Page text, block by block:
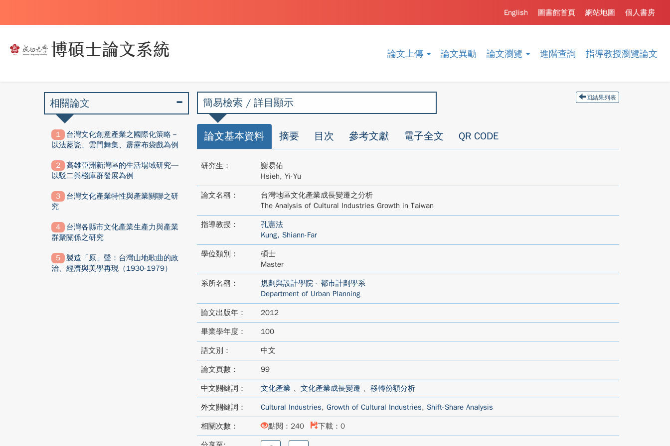
論文上傳 論文異動 論文瀏覽 進階查詢 指導教授瀏覽論文
個人書房
網站地圖
圖書館首頁
English
簡易檢索 / 詳目顯示 回結果列表
論文基本資料 摘要 目次 參考文獻 電子全文 QR CODE
研究生：
謝易佑
Hsieh, Yi-Yu
論文名稱：
台灣地區文化產業成長變遷之分析
The Analysis of Cultural Industries Growth in Taiwan
指導教授：
孔憲法
Kung, Shiann-Far
學位類別：
碩士
Master
系所名稱：
規劃與設計學院 - 都市計劃學系
Department of Urban Planning
論文出版年： 2012
畢業學年度： 100
語文別： 中文
論文頁數： 99
中文關鍵詞： 文化產業 、 文化產業成長變遷 、 移轉份額分析
外文關鍵詞： Cultural Industries, Growth of Cultural Industries, Shift-Share Analysis
相關次數： 點閱：240 下載：0
相關論文
台灣文化創意產業之國際化策略－
以法藍瓷、雲門舞集、霹靂布袋戲為例
高雄亞洲新灣區的生活場域研究—
以駁二與棧庫群發展為例
台灣文化產業特性與產業關聯之研
究
台灣各縣市文化產業生產力與產業
群聚關係之研究
製造「原」聲：台灣山地歌曲的政
治、經濟與美學再現（1930-1979）